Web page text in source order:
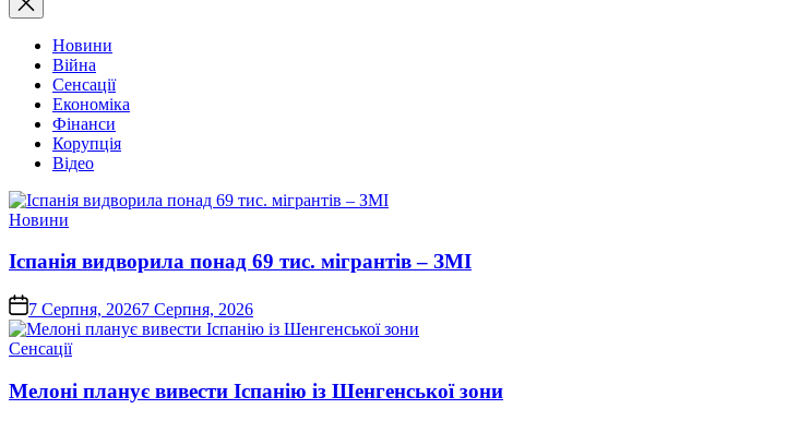
Новини
Війна
Сенсації
Економіка
Фінанси
Корупція
Відео
Опублікувати
Новини
Іспанія видворила понад 69 тис. мігрантів – ЗМІ
on 7 Серпня, 20267 Серпня, 2026
Опублікувати
Сенсації
Мелоні планує вивести Іспанію із Шенгенської зони